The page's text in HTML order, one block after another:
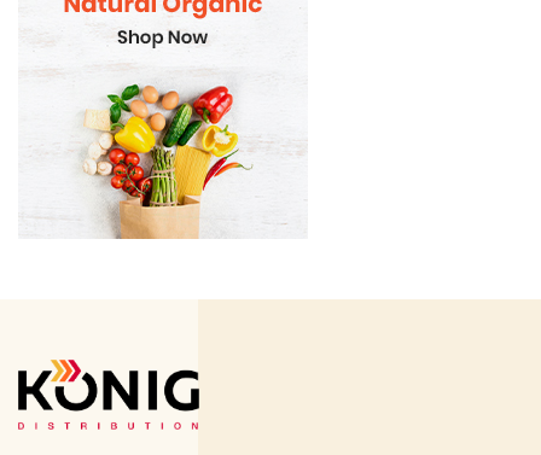
Piena , augu tauki un olas produkti
Proteīnu batoniņi
Saldētā pārtika
Saldējums un piedevas
Saldēta gaļa
Saldēta maize , kūkas un konditorejas izstrādājumi
Saldēta mīkla
Saldētas ogas un sēnes